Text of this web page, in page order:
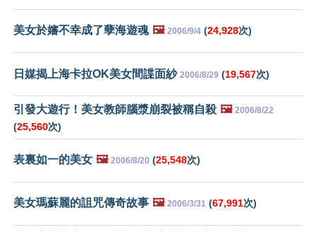
美女於嬸不幸成了孽海遊魂 🖼️ 2006/9/4 (24,928次)
日媒揭上海卡拉OK美女間諜面紗 2006/8/29 (19,567次)
引發大遊行！美女教師腦漿崩裂被稱自殺 🖼️ 2006/8/22
(25,560次)
表裏如一的美女 🖼️ 2006/8/20 (25,548次)
美女瑪蘇麗的詛咒傳奇故事 🖼️ 2006/3/31 (67,991次)